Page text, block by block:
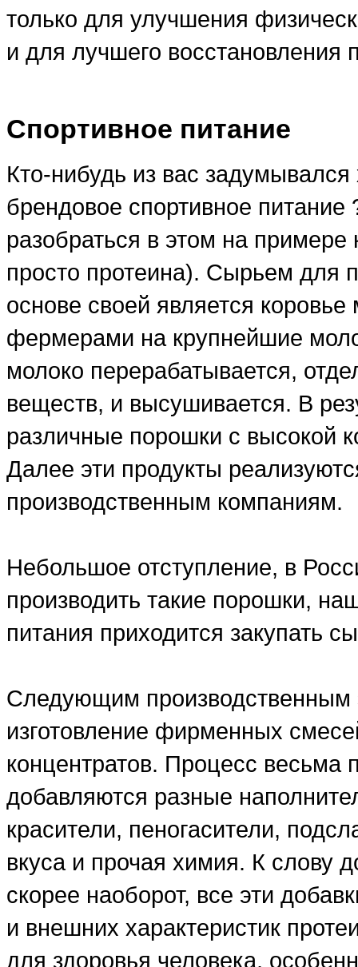
только для улучшения
и для лучшего восстановления
Спортивное питание
Кто-нибудь из вас
брендовое спортивное
разобраться в этом на примере
просто протеина). Сырьем для
основе своей является
фермерами на крупнейшие
молоко перерабатывается,
веществ, и высушивается. В
различные порошки с высокой
Далее эти продукты
производственным компаниям.
Небольшое отступление, в
производить такие порошки,
питания приходится закупать
Следующим производственным
изготовление фирменных
концентратов. Процесс весьма
добавляются разные
красители, пеногасители,
вкуса и прочая химия. К слову
скорее наоборот, все эти
и внешних характеристик
для здоровья человека,